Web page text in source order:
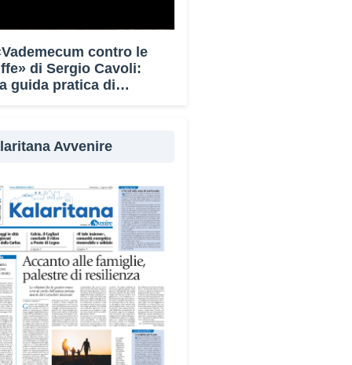
contro le
di Sergio Cavoli:
guida pratica di
Avvenire